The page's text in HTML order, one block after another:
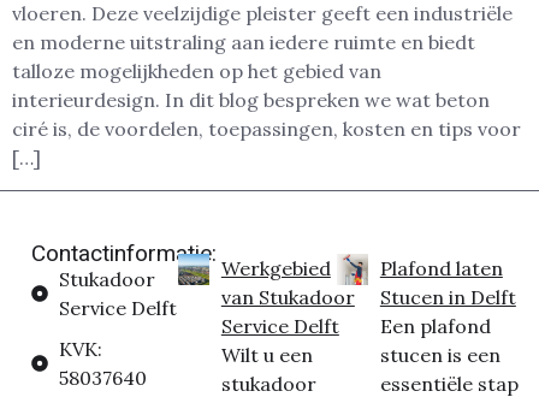
vloeren. Deze veelzijdige pleister geeft een industriële
en moderne uitstraling aan iedere ruimte en biedt
talloze mogelijkheden op het gebied van
interieurdesign. In dit blog bespreken we wat beton
ciré is, de voordelen, toepassingen, kosten en tips voor
[…]
Contactinformatie:
Stukadoor
Service Delft
KVK:
58037640
Werkgebied
van Stukadoor
Service Delft
Wilt u een
stukadoor
Plafond laten
Stucen in Delft
Een plafond
stucen is een
essentiële stap